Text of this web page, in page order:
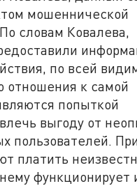
мошеннической
словам Ковалева,
по всей
отношения к самой
попыткой
выгоду от
пользователей.
платить
функционирует